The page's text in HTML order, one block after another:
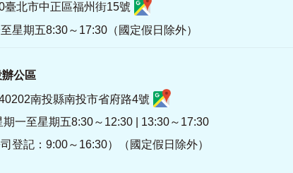
臺北市中正區福州街15號
星期五8:30～17:30（國定假日除外）
公區
南投縣南投市省府路4號
一至星期五8:30～12:30 | 13:30～17:30
司登記：9:00～16:30）（國定假日除外）